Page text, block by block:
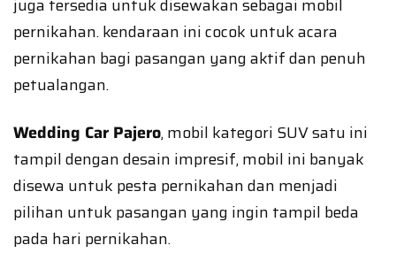
juga tersedia untuk disewakan sebagai mobil
pernikahan. kendaraan ini cocok untuk acara
pernikahan bagi pasangan yang aktif dan penuh
petualangan.
Wedding Car Pajero, mobil kategori SUV satu ini
tampil dengan desain impresif, mobil ini banyak
disewa untuk pesta pernikahan dan menjadi
pilihan untuk pasangan yang ingin tampil beda
pada hari pernikahan.